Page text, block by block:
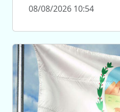
08/08/2026 10:54